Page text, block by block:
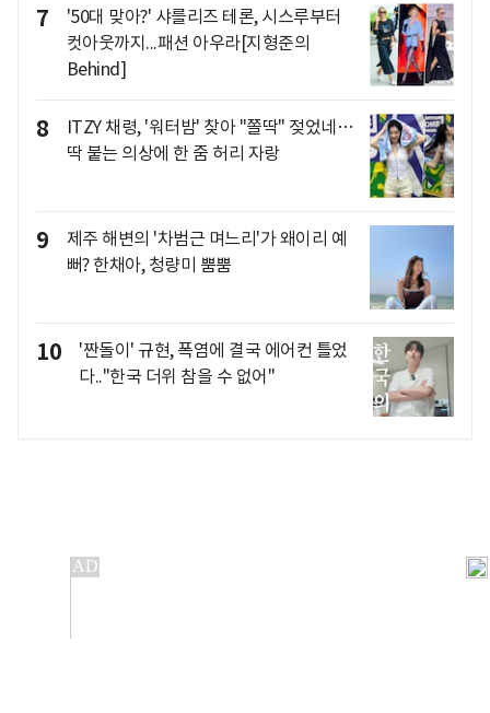
7
'50대 맞아?' 샤를리즈 테론, 시스루부터
컷아웃까지...패션 아우라[지형준의
Behind]
8
ITZY 채령, '워터밤' 찾아 "쫄딱" 젖었네…
딱 붙는 의상에 한 줌 허리 자랑
9
제주 해변의 '차범근 며느리'가 왜이리 예
뻐? 한채아, 청량미 뿜뿜
10
'짠돌이' 규현, 폭염에 결국 에어컨 틀었
다.."한국 더위 참을 수 없어"